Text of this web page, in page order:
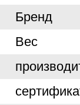
Бренд
Вес